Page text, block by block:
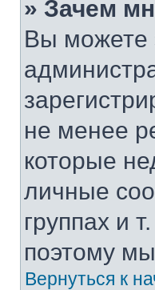
» Зачем
Вы можете
не менее
которые
личные
группах и
поэтому
Вернуться к